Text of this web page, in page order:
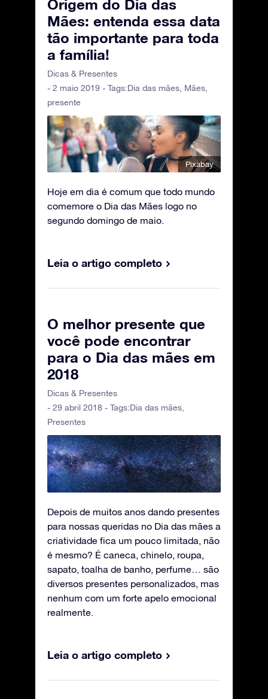
Origem do Dia das
Mães: entenda essa data
tão importante para toda
a família!
Dicas & Presentes
- 2 maio 2019 - Tags:Dia das mães Mães
presente
Pixabay
Hoje em dia é comum que todo mundo
comemore o Dia das Mães logo no
segundo domingo de maio.
Leia o artigo completo
O melhor presente que
você pode encontrar
para o Dia das mães em
2018
Dicas & Presentes
- 29 abril 2018 - Tags:Dia das mães,
Presentes
Depois de muitos anos dando presentes
para nossas queridas no Dia das mães a
criatividade fica um pouco limitada, não
é mesmo? É caneca, chinelo, roupa,
sapato, toalha de banho, perfume… são
diversos presentes personalizados, mas
nenhum com um forte apelo emocional
realmente.
Leia o artigo completo